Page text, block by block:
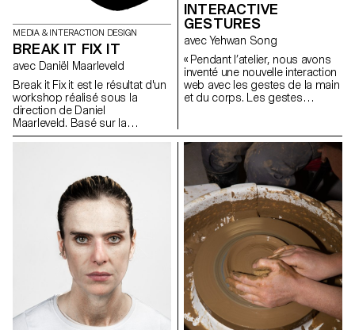
MEDIA & INTERACTION DESIGN
BREAK IT FIX IT
avec Daniël Maarleveld
Break it Fix it est le résultat d'un
workshop réalisé sous la
direction de Daniel
Maarleveld. Basé sur la
musique Technologic - Daft
musique afin de la valoriser
graphiquement. Le résultat est
à la fois: une série d'affiches, un
clip vidéo compilant les
différents systèmes
typographiques, ainsi qu'une
série de posters interactifs
basés sur les mêmes règles.
INTERACTIVE
GESTURES
avec Yehwan Song
« Pendant l’atelier, nous avons
inventé une nouvelle interaction
web avec les gestes de la main
et du corps. Les gestes
été combinés avec l’écran
tactile du mobile, le capteur
gyroscopique, la caméra web
et les microphones, et ont créé
une nouvelle narration dans les
sites web à l’écran. Comme
nous utilisons des gestes
spécifiques pour exprimer
certains sentiments, nous
devons créer une interaction
web plus sophistiquée et
diversifiée. Cet atelier a été la
première étape de l’invention et
de l’exploration d’une
interaction diversifiée avec
l’utilisateur et d’une narration